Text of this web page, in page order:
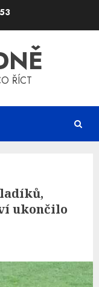
ŘÍCT
ukončilo